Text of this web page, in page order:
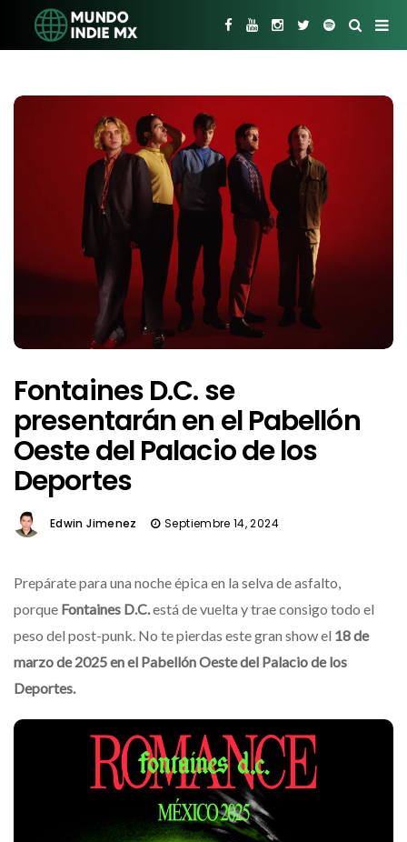
Fontaines D.C. se
presentarán en el Pabellón
Oeste del Palacio de los
Deportes
Edwin Jimenez Septiembre 14, 2024
Prepárate para una noche épica en la selva de asfalto,
porque Fontaines D.C.está de vuelta y trae consigo todo el
peso del post-punk. No te pierdas este gran show el 18 de
marzo de 2025 en el Pabellón Oeste del Palacio de los
Deportes.